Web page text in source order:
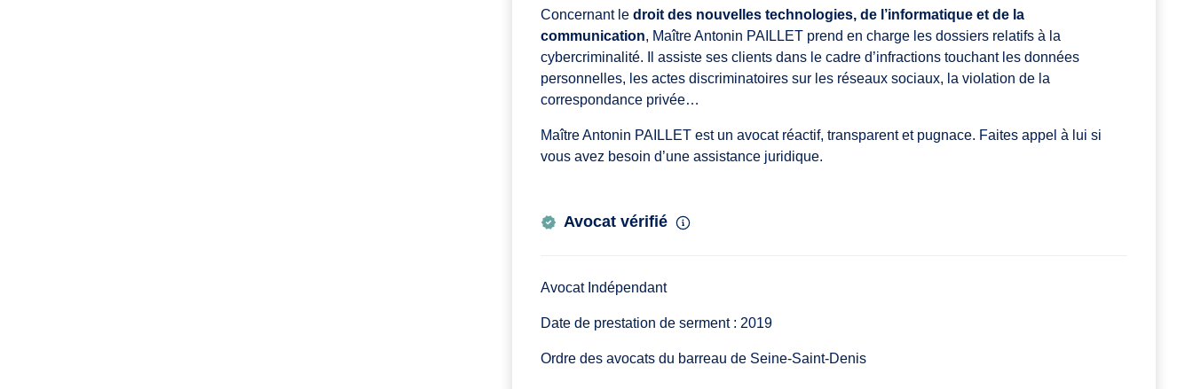
Concernant le droit des nouvelles technologies, de l’informatique et de la
communication, Maître Antonin PAILLET prend en charge les dossiers relatifs à la
cybercriminalité. Il assiste ses clients dans le cadre d’infractions touchant les données
personnelles, les actes discriminatoires sur les réseaux sociaux, la violation de la
correspondance privée…
Maître Antonin PAILLET est un avocat réactif, transparent et pugnace. Faites appel à lui si
vous avez besoin d’une assistance juridique.
Avocat vérifié
Avocat Indépendant
Date de prestation de serment : 2019
Ordre des avocats du barreau de Seine-Saint-Denis